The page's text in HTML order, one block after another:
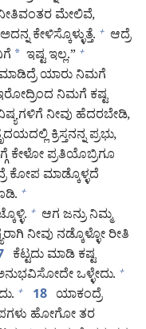
ನೀತಿವಂತರ ಮೇಲಿವೆ,
ಕೇಳಿಸ್ಕೊಳ್ಳುತ್ತೆ. + ಆದ್ರೆ
* ಇಷ್ಟ ಇಲ್ಲ.” +
ಮಾಡಿದ್ರೆ ಯಾರು ನಿಮಗೆ
ನಿಮಗೆ ಕಷ್ಟ
ನೀವು ಹೆದರಬೇಡಿ,
ಕ್ರಿಸ್ತನನ್ನ ಪ್ರಭು,
ಕೇಳೋ ಪ್ರತಿಯೊಬ್ರಿಗೂ
ಕೋಪ ಮಾಡ್ಕೊಳ್ಳದೆ
+
+ ಆಗ ಜನ್ರು ನಿಮ್ಮ
ನೀವು ನಡ್ಕೊಳ್ಳೋ ರೀತಿ
ಕೆಟ್ಟದು ಮಾಡಿ ಕಷ್ಟ
ಒಳ್ಳೇದು. +
+ 18 ಯಾಕಂದ್ರೆ
ಹೋಗೋ ತರ